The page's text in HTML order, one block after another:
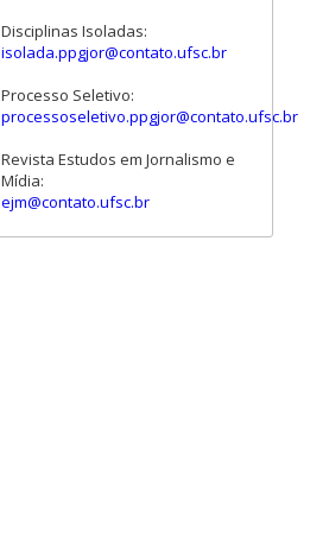
Disciplinas Isoladas:
isolada.ppgjor@contato.ufsc.br
Processo Seletivo:
processoseletivo.ppgjor@contato.ufsc.br
Revista Estudos em Jornalismo e
Mídia:
ejm@contato.ufsc.br